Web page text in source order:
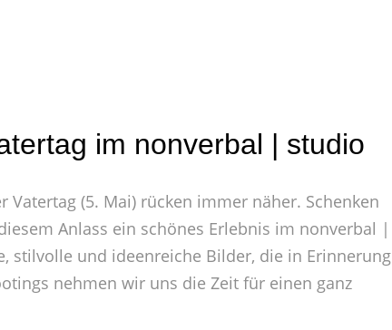
im nonverbal | studio
Vatertag (5. Mai) rücken immer näher. Schenken
Anlass ein schönes Erlebnis im nonverbal |
stilvolle und ideenreiche Bilder, die in Erinnerung
nehmen wir uns die Zeit für einen ganz